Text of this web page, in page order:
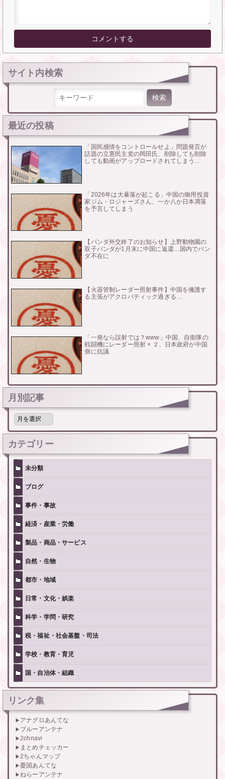
サイト内検索
最近の投稿
「国民感情をコントロールせよ」問題発言が
話題の立憲民主党の岡田氏、削除しても削除
しても動画がアップロードされてしまう…
「2026年は大暴落が起こる」中国の御用投資
家ジム・ロジャーズさん、一か八か日本凋落
を予言してしまう
【パンダ外交終了のお知らせ】上野動物園の
双子パンダが1月末に中国に返還…国内でパン
ダ不在に
【火器管制レーダー照射事件】中国を擁護す
る主張がアクロバティック過ぎる…
「一発なら誤射では？www」中国、自衛隊の
戦闘機にレーダー照射 × ２、日本政府が中国
側に抗議
月別記事
月
記
事
カテゴリー
未分類
ブログ
事件・事故
経済・産業・労働
製品・商品・サービス
自然・生物
都市・地域
日常・文化・娯楽
科学・学問・研究
税・福祉・社会基盤・司法
学校・教育・育児
国・自治体・組織
リンク集
アナグロあんてな
ブルーアンテナ
2chnavi
まとめチェッカー
2ちゃんマップ
憂国あんてな
ねらーアンテナ